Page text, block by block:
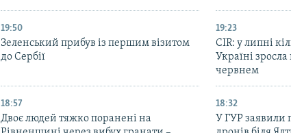
19:50
Зеленський прибув із першим візитом
до Сербії
19:23
CIR: у липні
Україні
червнем
18:57
Двоє людей тяжко поранені на
18:32
У ГУР заявили